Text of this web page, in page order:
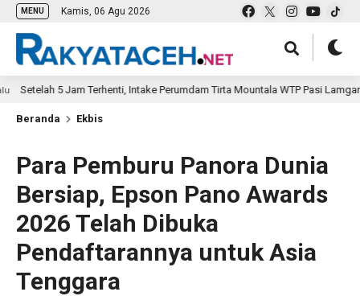
MENU Kamis, 06 Agu 2026
5 Jam Terhenti, Intake Perumdam Tirta Mountala WTP Pasi Lamgarot
Beranda Ekbis
Para Pemburu Panora Dunia
Bersiap, Epson Pano Awards
2026 Telah Dibuka
Pendaftarannya untuk Asia
Tenggara